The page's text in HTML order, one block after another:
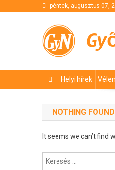
péntek, augusztus 07,
Helyi hírek
NOTHING FOUND
It seems we can’t find
Keresés: